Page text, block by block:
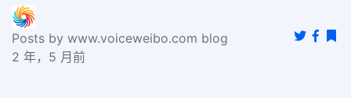
Posts by www.voiceweibo.com blog
2 年，5 月前